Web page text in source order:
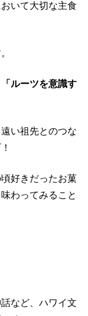
いて大切な主食
「ルーツを意識す
い祖先とのつな
好きだったお菓
わってみること
など、ハワイ文